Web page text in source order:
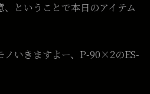
ということで本日のアイテム
ノいきますよー、P-90×2のES-